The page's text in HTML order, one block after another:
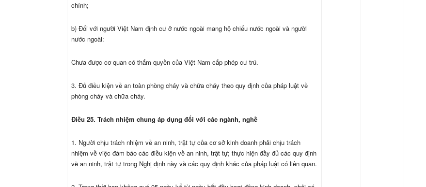
chính;
b) Đối với người Việt Nam định cư ở nước ngoài mang hộ chiếu nước ngoài và người
nước ngoài:
Chưa được cơ quan có thẩm quyền của Việt Nam cấp phép cư trú.
3. Đủ điều kiện về an toàn phòng cháy và chữa cháy theo quy định của pháp luật về
phòng cháy và chữa cháy.
Điều 25. Trách nhiệm chung áp dụng đối với các ngành, nghề
1. Người chịu trách nhiệm về an ninh, trật tự của cơ sở kinh doanh phải chịu trách
nhiệm về việc đảm bảo các điều kiện về an ninh, trật tự; thực hiện đầy đủ các quy định
về an ninh, trật tự trong Nghị định này và các quy định khác của pháp luật có liên quan.